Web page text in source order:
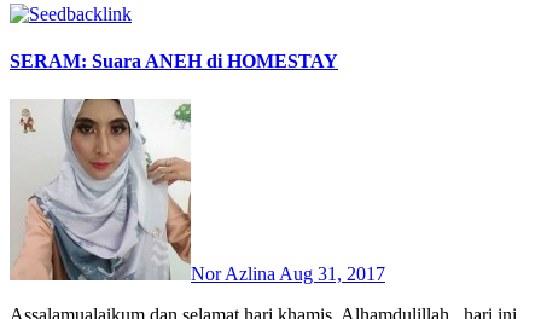
SERAM: Suara ANEH di HOMESTAY
Nor Azlina Aug 31, 2017
Assalamualaikum dan selamat hari khamis. Alhamdulillah..,hari ini,